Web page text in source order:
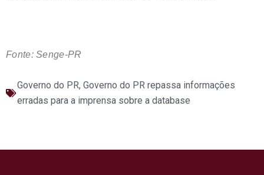
Fonte: Senge-PR
Governo do PR, Governo do PR repassa informações
erradas para a imprensa sobre a database